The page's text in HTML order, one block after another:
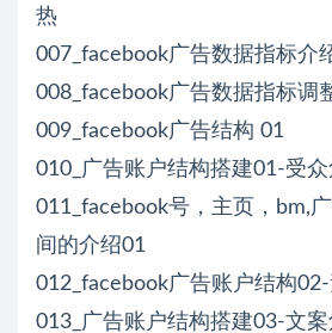
热
007_facebook广告数据指标介
008_facebook广告数据指标调
009_facebook广告结构 01
010_广告账户结构搭建01-受众
011_facebook号，主页，bm,
间的介绍01
012_facebook广告账户结构
013_广告账户结构搭建03-文案